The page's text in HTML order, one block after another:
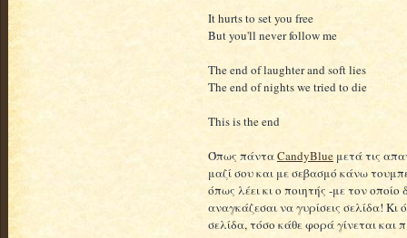
It hurts to set you free
But you'll never follow me
The end of laughter and soft lies
The end of nights we tried to die
This is the end
Όπως πάνταCandyBlue μετά τις
μαζί σου και με σεβασμό κάνω
όπως λέει κι ο ποιητής -με τον οποίο
αναγκάζεσαι να γυρίσεις σελίδα! Κι
σελίδα, τόσο κάθε φορά γίνεται και